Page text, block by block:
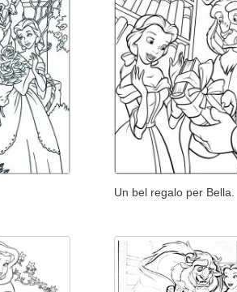
Un bel regalo per Bella.